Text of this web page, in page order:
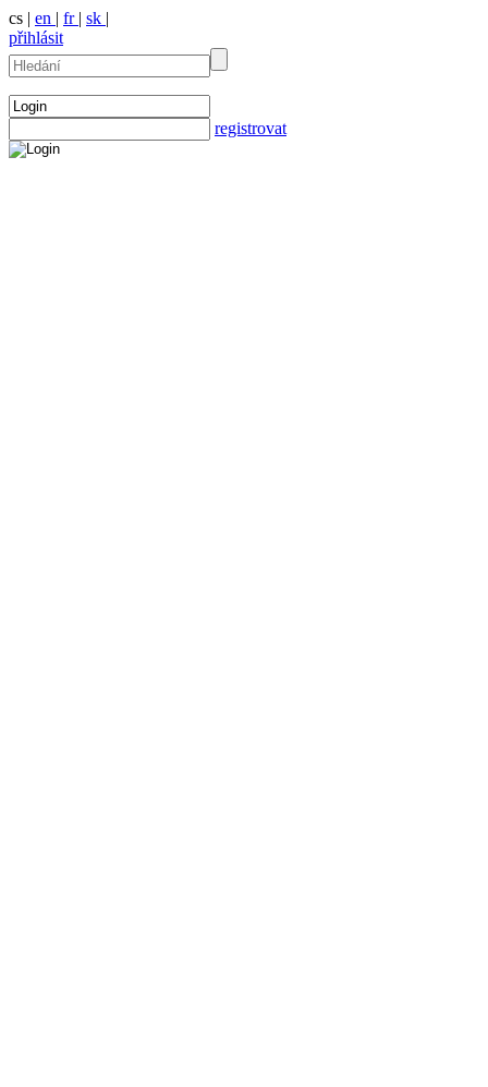
cs | en | fr | sk |
přihlásit
registrovat